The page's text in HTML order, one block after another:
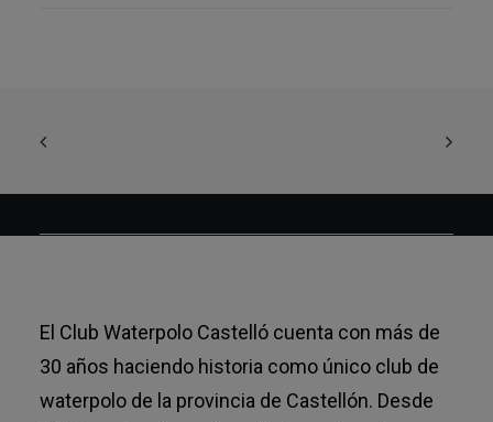
El Club Waterpolo Castelló cuenta con más de
30 años haciendo historia como único club de
waterpolo de la provincia de Castellón. Desde